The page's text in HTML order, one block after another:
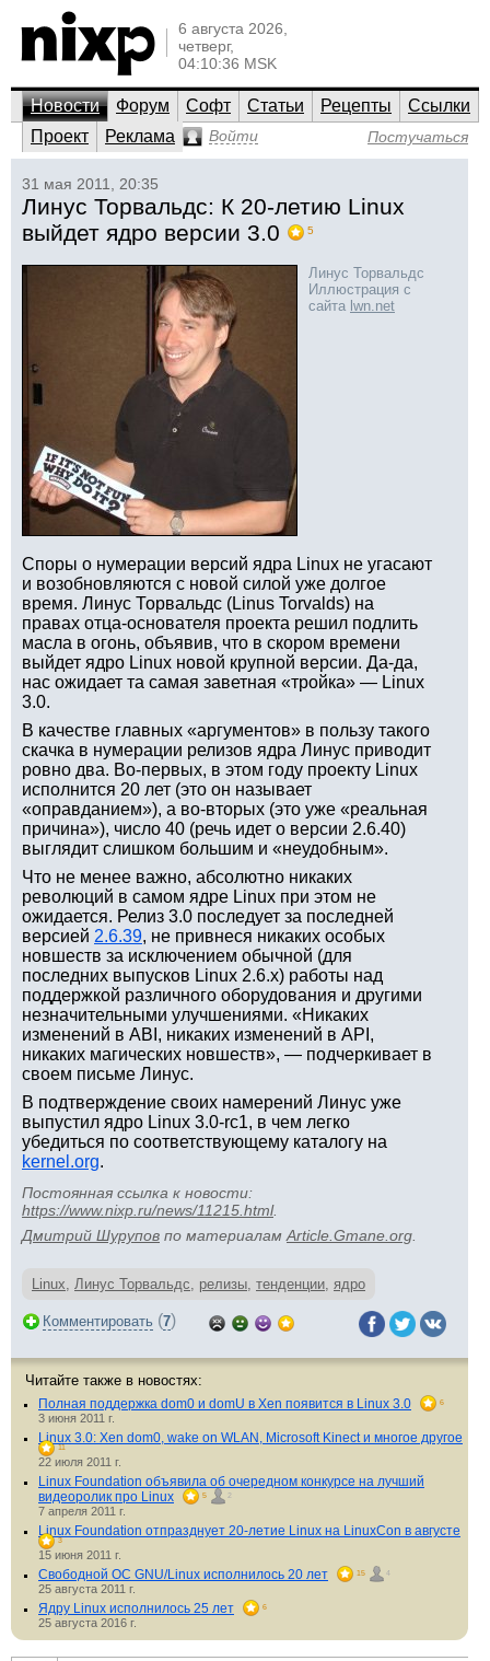
6 августа 2026,
четверг,
04:10:36 MSK
Новости Форум Софт Статьи Рецепты
Ссылки
Проект
Реклама Войти Постучаться
31 мая 2011, 20:35
Линус Торвальдс: К 20-летию Linux
выйдет ядро версии 3.0
5
Линус Торвальдс
Иллюстрация с
сайта lwn.net
Споры о нумерации версий ядра Linux не угасают
и возобновляются с новой силой уже долгое
время. Линус Торвальдс (Linus Torvalds) на
правах отца-основателя проекта решил подлить
масла в огонь, объявив, что в скором времени
выйдет ядро Linux новой крупной версии. Да-да,
нас ожидает та самая заветная «тройка» — Linux
3.0.
В качестве главных «аргументов» в пользу такого
скачка в нумерации релизов ядра Линус приводит
ровно два. Во-первых, в этом году проекту Linux
исполнится 20 лет (это он называет
«оправданием»), а во-вторых (это уже «реальная
причина»), число 40 (речь идет о версии 2.6.40)
выглядит слишком большим и «неудобным».
Что не менее важно, абсолютно никаких
революций в самом ядре Linux при этом не
ожидается. Релиз 3.0 последует за последней
версией 2.6.39, не привнеся никаких особых
новшеств за исключением обычной (для
последних выпусков Linux 2.6.x) работы над
поддержкой различного оборудования и другими
незначительными улучшениями. «Никаких
изменений в ABI, никаких изменений в API,
никаких магических новшеств», — подчеркивает в
своем письме Линус.
В подтверждение своих намерений Линус уже
выпустил ядро Linux 3.0-rc1, в чем легко
убедиться по соответствующему каталогу на
kernel.org.
Постоянная ссылка к новости:
https://www.nixp.ru/news/11215.html.
Дмитрий Шурупов по материалам Article.Gmane.org
Linux, Линус Торвальдс, релизы, тенденции, ядро
Комментировать (7)
Читайте также в новостях:
Полная поддержка dom0 и domU в Xen появится в Linux 3.0 6
3 июня 2011 г.
Linux 3.0: Xen dom0, wake on WLAN, Microsoft Kinect и многое другое
11
22 июля 2011 г.
Linux Foundation объявила об очередном конкурсе на лучший
видеоролик про Linux
5 2
7 апреля 2011 г.
Linux Foundation отпразднует 20-летие Linux на LinuxCon в августе
3
15 июня 2011 г.
Свободной ОС GNU/Linux исполнилось 20 лет 15 4
25 августа 2011 г.
Ядру Linux исполнилось 25 лет 6
25 августа 2016 г.